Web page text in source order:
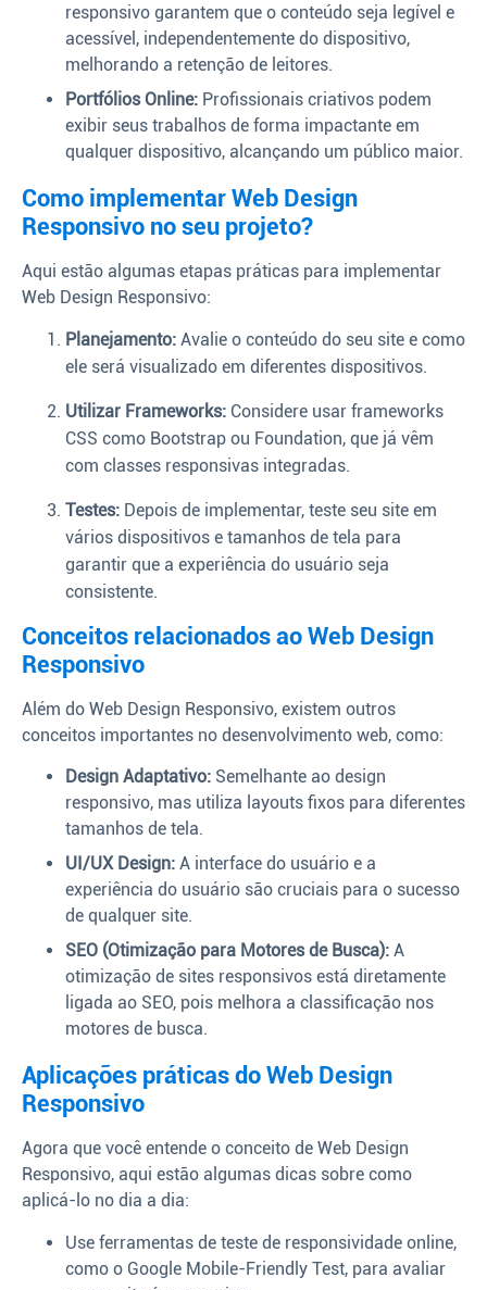
responsivo garantem que o conteúdo seja legível e
acessível, independentemente do dispositivo,
melhorando a retenção de leitores.
Portfólios Online: Profissionais criativos podem
exibir seus trabalhos de forma impactante em
qualquer dispositivo, alcançando um público maior.
Como implementar Web Design
Responsivo no seu projeto?
Aqui estão algumas etapas práticas para implementar
Web Design Responsivo:
Planejamento: Avalie o conteúdo do seu site e como
ele será visualizado em diferentes dispositivos.
Utilizar Frameworks: Considere usar frameworks
CSS como Bootstrap ou Foundation, que já vêm
com classes responsivas integradas.
Testes: Depois de implementar, teste seu site em
vários dispositivos e tamanhos de tela para
garantir que a experiência do usuário seja
consistente.
Conceitos relacionados ao Web Design
Responsivo
Além do Web Design Responsivo, existem outros
conceitos importantes no desenvolvimento web, como:
Design Adaptativo: Semelhante ao design
responsivo, mas utiliza layouts fixos para diferentes
tamanhos de tela.
UI/UX Design: A interface do usuário e a
experiência do usuário são cruciais para o sucesso
de qualquer site.
SEO (Otimização para Motores de Busca): A
otimização de sites responsivos está diretamente
ligada ao SEO, pois melhora a classificação nos
motores de busca.
Aplicações práticas do Web Design
Responsivo
Agora que você entende o conceito de Web Design
Responsivo, aqui estão algumas dicas sobre como
aplicá-lo no dia a dia:
Use ferramentas de teste de responsividade online,
como o Google Mobile-Friendly Test, para avaliar